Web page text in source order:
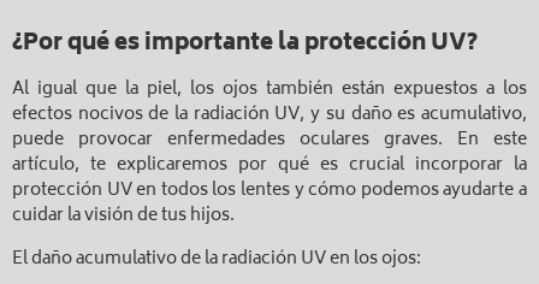
¿Por qué es importante la protección UV?
Al igual que la piel, los ojos también están expuestos a los
efectos nocivos de la radiación UV, y su daño es acumulativo,
puede provocar enfermedades oculares graves. En este
artículo, te explicaremos por qué es crucial incorporar la
protección UV en todos los lentes y cómo podemos ayudarte a
cuidar la visión de tus hijos.
El daño acumulativo de la radiación UV en los ojos: